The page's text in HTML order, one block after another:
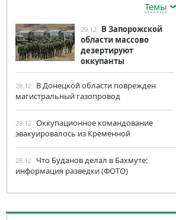
Темы
29.12 В Запорожской
области массово
дезертируют
оккупанты
28.12 В Донецкой области поврежден
магистральный газопровод
28.12 Оккупационное командование
эвакуировалось из Кременной
28.12 Что Буданов делал в Бахмуте:
информация разведки (ФОТО)